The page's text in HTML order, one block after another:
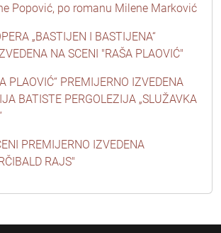
Popović, po romanu Milene Marković
„BASTIJEN I BASTIJENA“
NA SCENI "RAŠA PLAOVIĆ"
PLAOVIĆ“ PREMIJERNO IZVEDENA
BATISTE PERGOLEZIJA „SLUŽAVKA
PREMIJERNO IZVEDENA
RAJS"